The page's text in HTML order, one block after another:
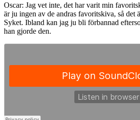
Oscar: Jag vet inte, det har varit min
är ju ingen av de andras favoritskiva, så det
Syket. Ibland kan jag ju bli förbannad
han gjorde den.